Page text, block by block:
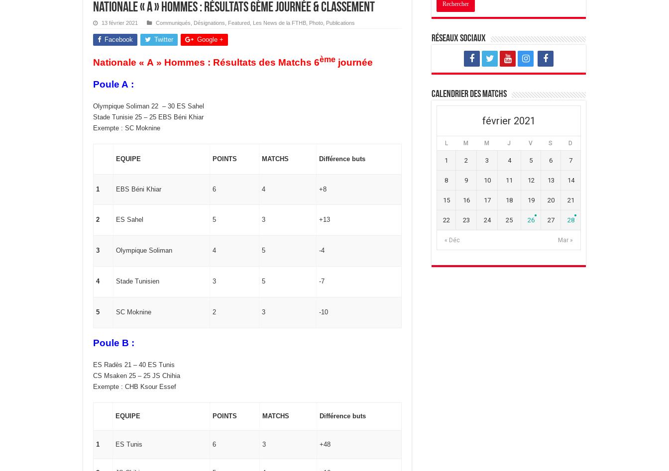
Nationale « A » Hommes : Résultats 6ème journée & classement
13 février 2021 Communiqués Désignations Featured Les News de la FTHB Photo Publications
Facebook Twitter Google +
Nationale « A » Hommes : Résultats des Matchs 6ème journée
Poule A :
Olympique Soliman 22 – 30 ES Sahel
Stade Tunisie 25 – 25 EBS Béni Khiar
Exempte : SC Moknine
EQUIPE POINTS MATCHS Différence buts
1 EBS Béni Khiar 6 4 +8
2 ES Sahel 5 3 +13
3 Olympique Soliman 4 5 -4
4 Stade Tunisien 3 5 -7
5 SC Moknine 2 3 -10
Poule B :
ES Radès 21 – 40 ES Tunis
CS Msaken 25 – 25 JS Chihia
Exempte : CHB Ksour Essef
EQUIPE POINTS MATCHS Différence buts
1 ES Tunis 6 3 +48
Réseaux sociaux
Calendrier des matchs
février 2021
L M M J V S D
« Déc Mar »
1 2 3 4 5 6 7
8 9 10 11 12 13 14
15 16 17 18 19 20 21
22 23 24 25 26 27 28